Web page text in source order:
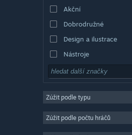
Akční
Dobrodružné
Design a ilustrace
Nástroje
Free to play
Masivně multiplayerové
Nezávislé
Zúžit podle typu
Zúžit podle počtu hráčů